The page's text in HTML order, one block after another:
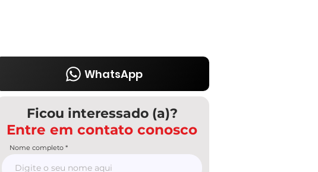
WhatsApp
Ficou interessado (a)?
Entre em contato conosco
Nome completo